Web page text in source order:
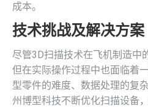
成本。
技术挑战及解决方案
尽管3D扫描技术在飞机制造中
但在实际操作过程中也面临着
型零件的难度、数据处理的复
州博型科技不断优化扫描设备